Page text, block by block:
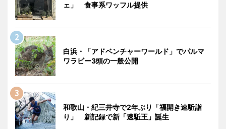
ェ」 食事系ワッフル提供
白浜・「アドベンチャーワールド」でパルマ
ワラビー3頭の一般公開
和歌山・紀三井寺で2年ぶり「福開き速駈詣
り」 新記録で新「速駈王」誕生